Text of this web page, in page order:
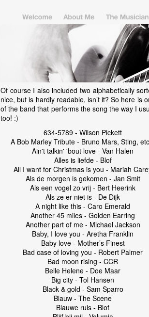
Of course I also included two alphabetically
nice, but is hardly readable, isn’t it? So here
of the band that performs the song the way I
too! :)
634-5789 - Wilson Pickett
A Bob Marley Tribute - Bruno Mars, Sting,
Ain't talkin' 'bout love - Van Halen
Alles is liefde - Blof
All I want for Christmas is you - Mariah
Als de morgen is gekomen - Jan Smit
Als een vogel zo vrij - Bert Heerink
Als ze er niet is - De Dijk
A night like this - Caro Emerald
Another 45 miles - Golden Earring
Another part of me - Michael Jackson
Baby, I love you - Aretha Franklin
Baby love - Mother’s Finest
Bad case of loving you - Robert Palmer
Bad moon rising - CCR
Belle Helene - Doe Maar
Big city - Tol Hansen
Black & gold - Sam Sparro
Blauw - The Scene
Blauwe ruis - Blof